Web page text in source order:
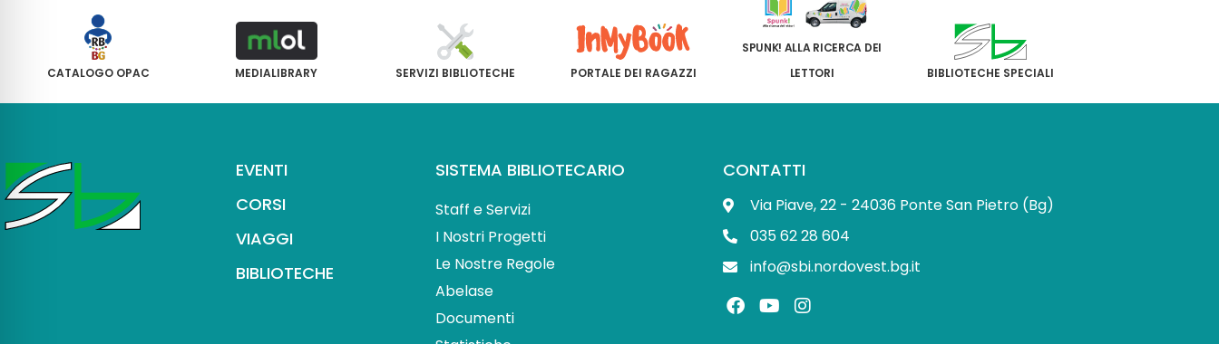
CATALOGO OPAC MEDIALIBRARY SERVIZI BIBLIOTECHE PORTALE DEI RAGAZZI
SPUNK! ALLA RICERCA DEI
LETTORI
BIBLIOTECHE SPECIALI
EVENTI
CORSI
VIAGGI
BIBLIOTECHE
SISTEMA BIBLIOTECARIO
Staff e Servizi
I Nostri Progetti
Le Nostre Regole
Abelase
Documenti
CONTATTI
Via Piave, 22 - 24036 Ponte San Pietro (Bg)
035 62 28 604
info@sbi.nordovest.bg.it
F
a
Y
o
I
n